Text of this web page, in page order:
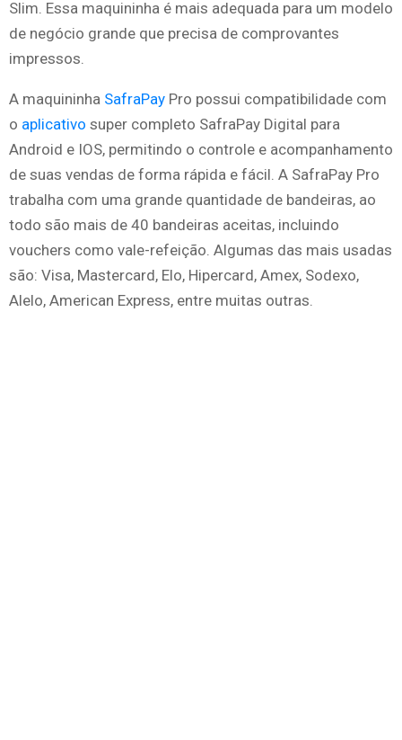
Slim. Essa maquininha é mais adequada para um modelo
de negócio grande que precisa de comprovantes
impressos.
A maquininha SafraPay Pro possui compatibilidade com
o aplicativo super completo SafraPay Digital para
Android e IOS, permitindo o controle e acompanhamento
de suas vendas de forma rápida e fácil. A SafraPay Pro
trabalha com uma grande quantidade de bandeiras, ao
todo são mais de 40 bandeiras aceitas, incluindo
vouchers como vale-refeição. Algumas das mais usadas
são: Visa, Mastercard, Elo, Hipercard, Amex, Sodexo,
Alelo, American Express, entre muitas outras.